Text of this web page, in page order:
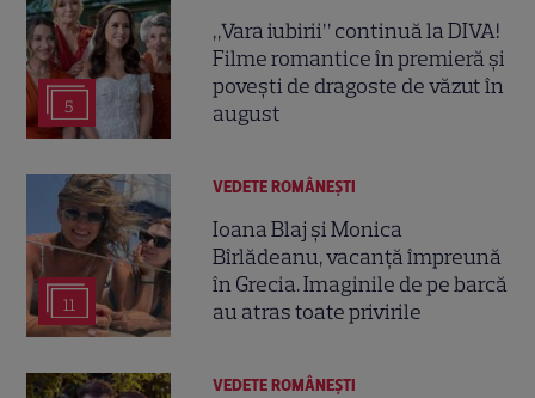
5
„Vara iubirii” continuă la DIVA!
Filme romantice în premieră și
povești de dragoste de văzut în
august
11
VEDETE ROMÂNEŞTI
Ioana Blaj și Monica
Bîrlădeanu, vacanță împreună
în Grecia. Imaginile de pe barcă
au atras toate privirile
VEDETE ROMÂNEŞTI